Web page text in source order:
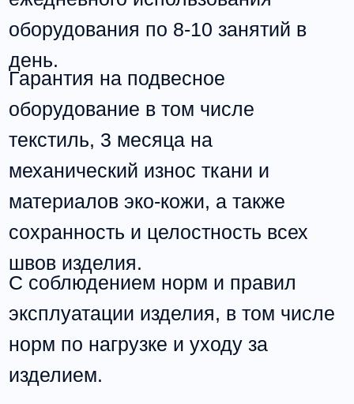
непродовольственным;
товар не входит в перечень
товаров, не подлежащих
обмену, который утвержден
Правительства РФ от
19.01.1998 № 55.
isensory.production@yandex.ru
Брянск
+7 912 594-68-46